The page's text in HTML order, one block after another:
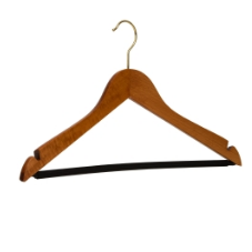
HINZUFÜGEN